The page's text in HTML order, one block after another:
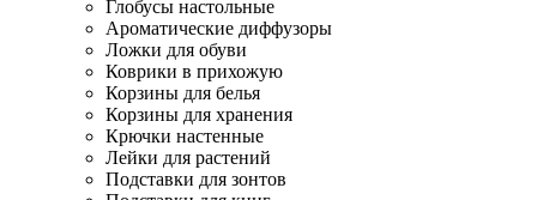
Глобусы настольные
Ароматические диффузоры
Ложки для обуви
Коврики в прихожую
Корзины для белья
Корзины для хранения
Крючки настенные
Лейки для растений
Подставки для зонтов